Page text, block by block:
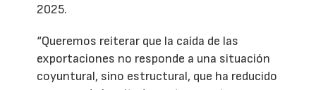
2025.
“Queremos reiterar que la caída de las
exportaciones no responde a una situación
coyuntural, sino estructural, que ha reducido